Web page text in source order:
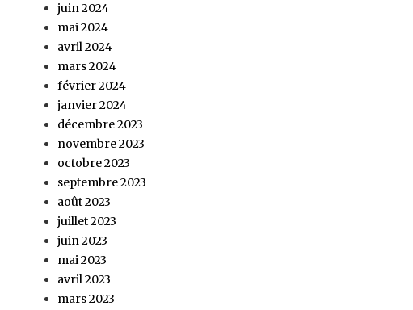
juin 2024
mai 2024
avril 2024
mars 2024
février 2024
janvier 2024
décembre 2023
novembre 2023
octobre 2023
septembre 2023
août 2023
juillet 2023
juin 2023
mai 2023
avril 2023
mars 2023